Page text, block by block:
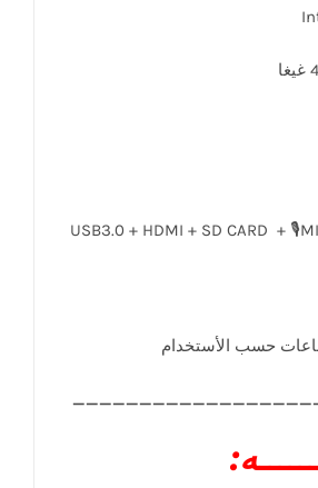
USB3.0 + HDMI + SD CARD +